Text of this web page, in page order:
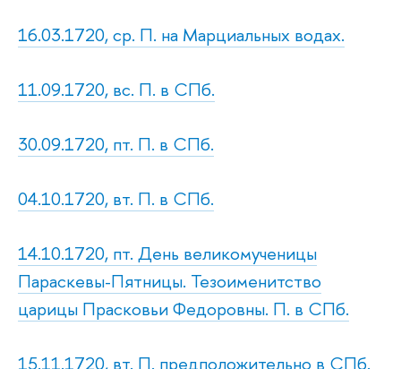
16.03.1720, ср. П. на Марциальных водах.
11.09.1720, вс. П. в СПб.
30.09.1720, пт. П. в СПб.
04.10.1720, вт. П. в СПб.
14.10.1720, пт. День великомученицы
Параскевы-Пятницы. Тезоименитство
царицы Прасковьи Федоровны. П. в СПб.
15.11.1720, вт. П. предположительно в СПб.